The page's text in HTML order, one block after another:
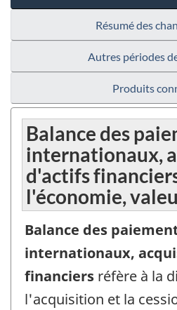
Résumé des
Autres périodes
Produits
Balance des
internationaux,
d'actifs
l'économie,
Balance des
internationaux,
financiers réfère à la
l'acquisition et la